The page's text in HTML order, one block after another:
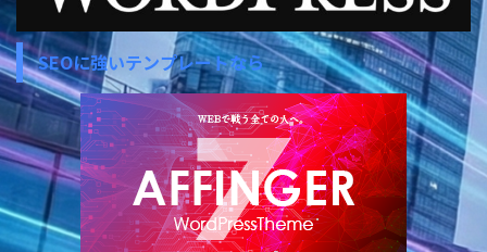
SEOに強いテンプレートなら